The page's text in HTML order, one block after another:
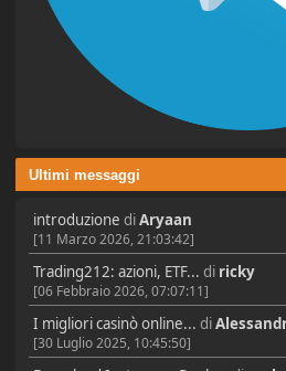
Ultimi messaggi
introduzione diAryaan
[11 Marzo 2026, 21:03:42]
Trading212: azioni, ETF... di ricky
[06 Febbraio 2026, 07:07:11]
I migliori casinò online... di
[30 Luglio 2025, 10:45:50]